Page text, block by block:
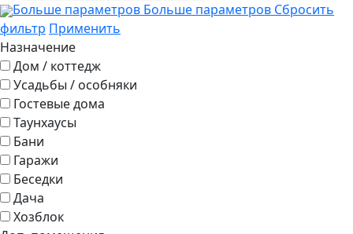
Больше параметров Больше параметров Сбросить
фильтр Применить
Назначение
Дом / коттедж
Усадьбы / особняки
Гостевые дома
Таунхаусы
Бани
Гаражи
Беседки
Дача
Хозблок